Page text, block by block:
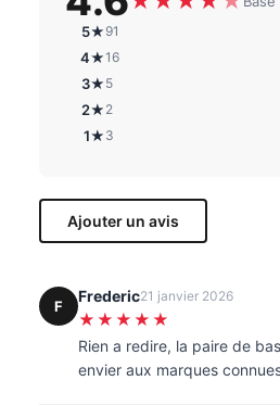
5★ 91
4★16
3★ 5
2★ 2
1★ 3
Ajouter un avis
F
Frederic21 janvier 2026
★★★★★
Rien a redire, la paire de
envier aux marques